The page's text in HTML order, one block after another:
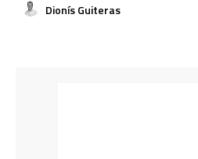
Dionís Guiteras